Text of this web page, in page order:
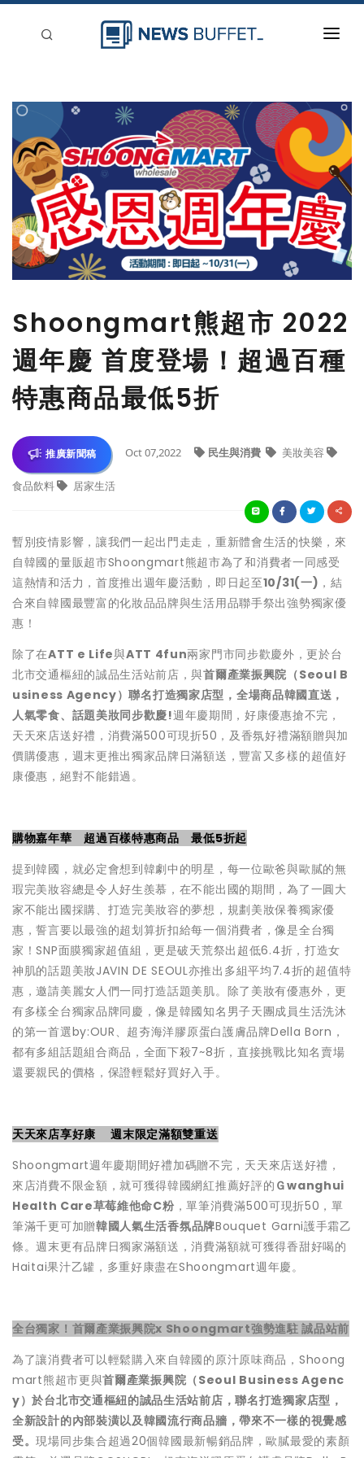
新聞稿分類
登入
刊登
Shoongmart熊超市 2022
週年慶 首度登場！超過百種
特惠商品最低5折
推廣新聞稿 Oct 07,2022 民生與消費 美妝美容
食品飲料 居家生活
暫別疫情影響，讓我們一起出門走走，重新體會生活的快樂，來
自韓國的量販超市Shoongmart熊超市為了和消費者⼀同感受
這熱情和活⼒，首度推出週年慶活動，即日起至10/31(一) ，結
合來自韓國最豐富的化妝品品牌與生活用品聯⼿祭出強勢獨家優
惠！
除了在ATT e Life與ATT 4fun兩家門市同步歡慶外，更於台
北市交通樞紐的誠品生活站前店，與首爾產業振興院（Seoul B
usiness Agency）聯名打造獨家店型，全場商品韓國直送，
人氣零食、話題美妝同步歡慶!週年慶期間，好康優惠搶不完，
天天來店送好禮，消費滿500可現折50，及香氛好禮滿額贈與加
價購優惠，週末更推出獨家品牌日滿額送，豐富又多樣的超值好
康優惠，絕對不能錯過。
購物嘉年華 超過百樣特惠商品 最低5折起
提到韓國，就必定會想到韓劇中的明星，每一位歐爸與歐膩的無
瑕完美妝容總是令人好生羨慕，在不能出國的期間，為了一圓大
家不能出國採購、打造完美妝容的夢想，規劃美妝保養獨家優
惠，誓⾔要以最強的超划算折扣給每⼀個消費者，像是全台獨
家！SNP面膜獨家超值組，更是破天荒祭出超低6.4折 ， 打造女
神肌的話題美妝JAVIN DE SEOUL亦推出多組平均7.4折的超值特
惠，邀請美麗女人們一同打造話題美肌。除了美妝有優惠外，更
有多樣全台獨家品牌同慶，像是韓國知名男子天團成員生活洗沐
的第一首選by:OUR、超夯海洋膠原蛋白護膚品牌Della Born ，
都有多組話題組合商品，全面下殺7~8折，直接挑戰比知名賣場
還要親民的價格，保證輕鬆好買好入手。
天天來店享好康 週末限定滿額雙重送
Shoongmart週年慶期間好禮加碼贈不完，天天來店送好禮，
來店消費不限金額，就可獲得韓國網紅推薦好評的 Ｇwanghui
Health Care草莓維他命C粉 ，單筆消費滿500可現折50，單
筆滿千更可加贈韓國人氣生活香氛品牌Bouquet Garni護手霜乙
條。週末更有品牌日獨家滿額送，消費滿額就可獲得香甜好喝的
Haitai果汁乙罐，多重好康盡在Shoongmart週年慶。
全台獨家！首爾產業振興院x Shoongmart強勢進駐 誠品站前
為了讓消費者可以輕鬆購入來自韓國的原汁原味商品，Shoong
mart熊超市更與首爾產業振興院（Seoul Business Agenc
y）於台北市交通樞紐的誠品生活站前店，聯名打造獨家店型，
全新設計的內部裝潢以及韓國流行商品牆，帶來不一樣的視覺感
受。現場同步集合超過20個韓國最新暢銷品牌，歐膩最愛的素顏